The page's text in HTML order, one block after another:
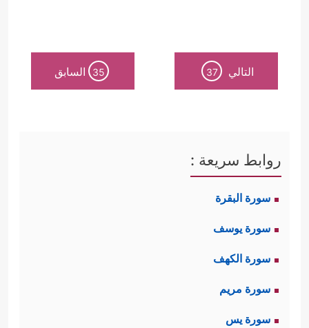
التالي 37
35 السابق
روابط سريعة :
سورة البقرة
سورة يوسف
سورة الكهف
سورة مريم
سورة يس